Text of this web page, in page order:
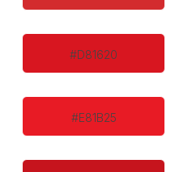
#D81620
#E81B25